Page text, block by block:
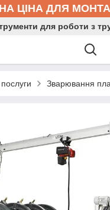
ЦІНА ДЛЯ
для роботи з
Зварювання